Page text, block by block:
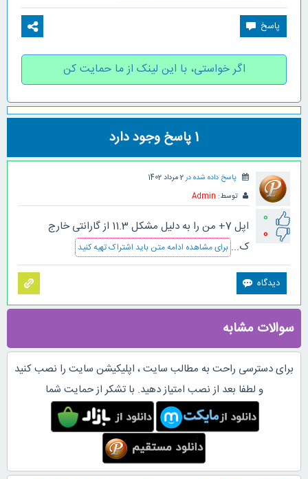
اگر خواستی، با این لینک از ما حمایت کن
1پاسخ وجود دارد
0
0
پاسخ داده شده در2 مرداد 1402
توسط: Admin
اپل 7+ من را به دلیل مشکل 11.3 از گارانتی خارج
ک... برای مشاهده ادامه متن باید اشتراک تهیه کنید
سوالات مشابه
برای دسترسی راحت به مطالب سایت ، اپلیکیشن سایت را نصب کنید
و لطفا بعد از نصب امتیاز دهید. با تشکر از حمایت شما